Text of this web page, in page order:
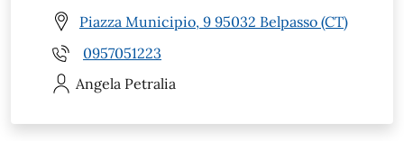
Piazza Municipio, 9 95032 Belpasso (CT)
0957051223
Angela Petralia